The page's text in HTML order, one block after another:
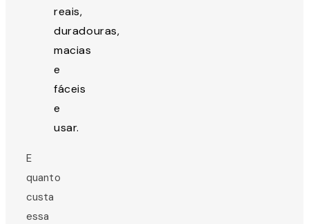
reais,
duradouras,
macias
e
fáceis
e
usar.
E
quanto
custa
essa